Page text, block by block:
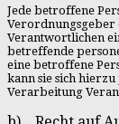
Jede betroffene
Verordnungsgeber
Verantwortlichen
betreffende
eine betroffene
kann sie sich
Verarbeitung